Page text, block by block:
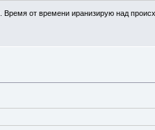
Время от времени иранизирую над